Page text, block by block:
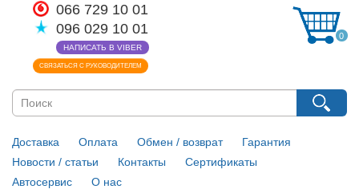
066 729 10 01
096 029 10 01
НАПИСАТЬ В VIBER
СВЯЗАТЬСЯ С РУКОВОДИТЕЛЕМ
0
Доставка Оплата Обмен / возврат
Гарантия
Новости / статьи
Контакты
Сертификаты
Автосервис
О нас